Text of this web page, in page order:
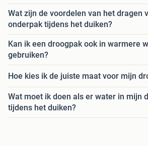
Wat zijn de voordelen van het dragen
onderpak tijdens het duiken?
Kan ik een droogpak ook in warmere
gebruiken?
Hoe kies ik de juiste maat voor mijn
Wat moet ik doen als er water in mijn
tijdens het duiken?